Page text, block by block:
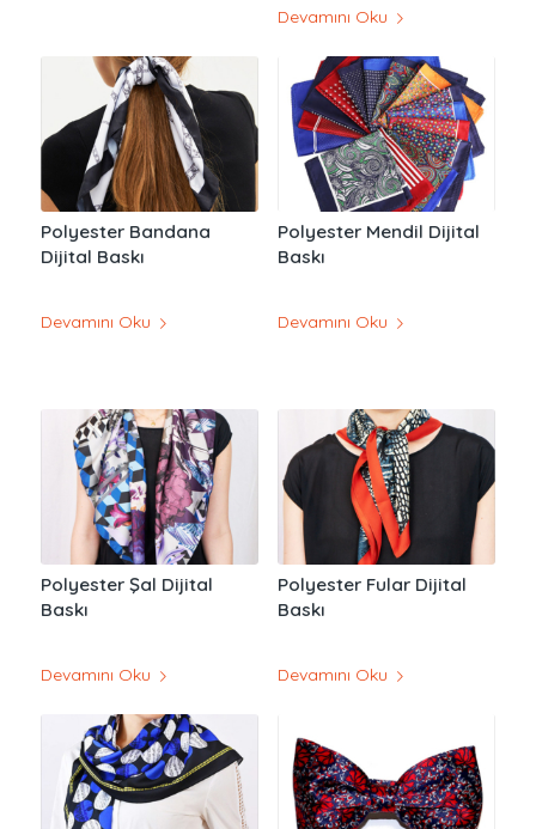
Devamını Oku
Polyester Bandana
Dijital Baskı
Devamını Oku
Polyester Mendil Dijital
Baskı
Devamını Oku
Polyester Şal Dijital
Baskı
Devamını Oku
Polyester Fular Dijital
Baskı
Devamını Oku